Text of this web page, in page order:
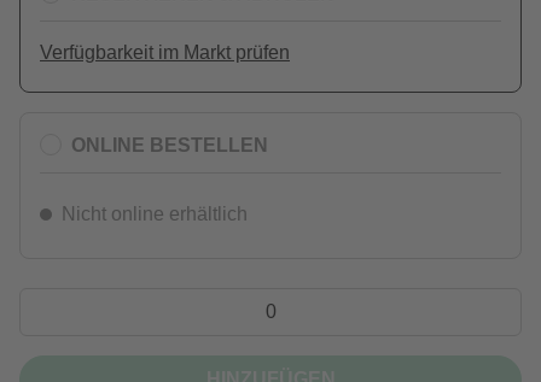
Verfügbarkeit im Markt prüfen
ONLINE BESTELLEN
Nicht online erhältlich